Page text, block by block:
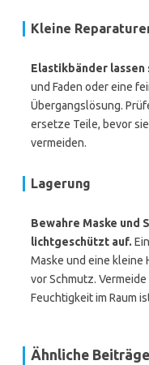
Kleine
Elastikbänder
und Faden oder eine
Übergangslösung.
ersetze Teile, bevor
vermeiden.
Lagerung
Bewahre Maske und
lichtgeschützt auf.
Maske und eine
vor Schmutz.
Feuchtigkeit im Raum
Ähnliche